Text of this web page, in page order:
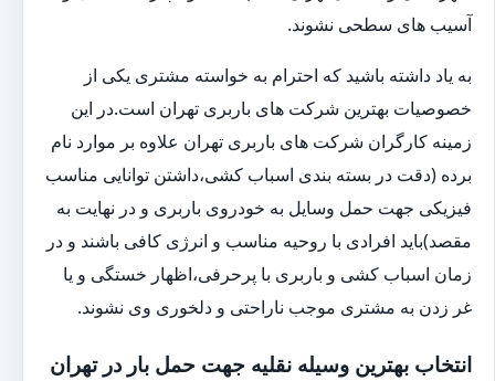
آسیب های سطحی نشوند.
به یاد داشته باشید که احترام به خواسته مشتری یکی از
خصوصیات بهترین شرکت های باربری تهران است.در این
زمینه کارگران شرکت های باربری تهران علاوه بر موارد نام
برده (دقت در بسته بندی اسباب کشی،داشتن توانایی مناسب
فیزیکی جهت حمل وسایل به خودروی باربری و در نهایت به
مقصد)باید افرادی با روحیه مناسب و انرژی کافی باشند و در
زمان اسباب کشی و باربری با پرحرفی،اظهار خستگی و یا
غر زدن به مشتری موجب ناراحتی و دلخوری وی نشوند.
انتخاب بهترین وسیله نقلیه جهت حمل بار در تهران